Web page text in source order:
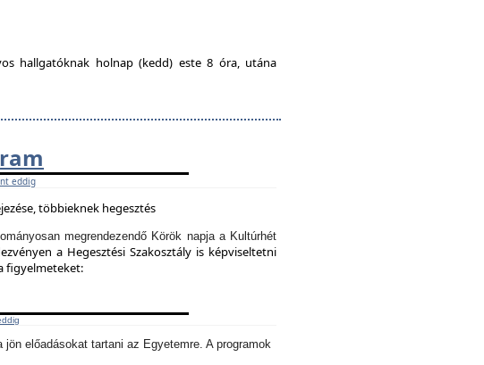
hallgatóknak holnap (kedd) este 8 óra, utána
eddig
többieknek hegesztés
megrendezendő Körök napja a Kultúrhét
a Hegesztési Szakosztály is képviseltetni
figyelmeteket:
előadásokat tartani az Egyetemre. A programok